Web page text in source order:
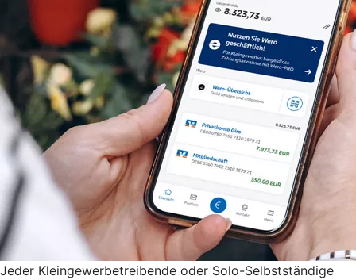
Jeder Kleingewerbetreibende oder Solo-Selbstständige